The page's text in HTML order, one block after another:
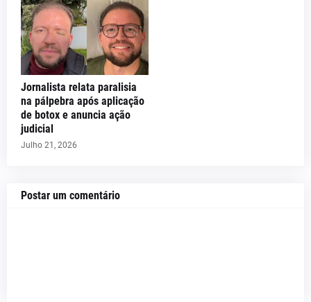
Jornalista relata paralisia
na pálpebra após aplicação
de botox e anuncia ação
judicial
Julho 21, 2026
Postar um comentário